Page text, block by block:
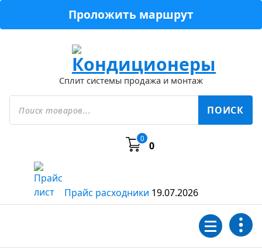
Проложить маршрут
Сплит системы продажа и монтаж
Поиск
товаров ПОИСК
0
0
Прайс расходники 19.07.2026